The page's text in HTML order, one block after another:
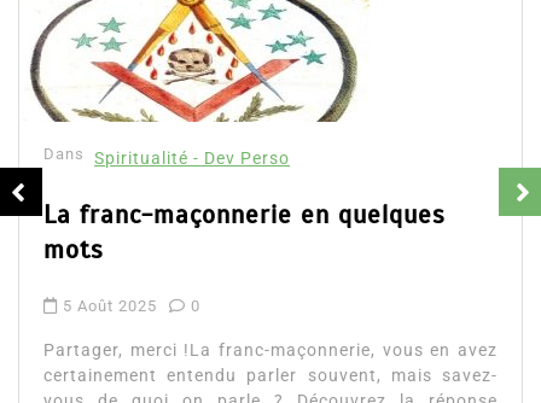
Dans Spiritualité - Dev Perso
L’immense pouvoir du voyage
– Viens, on t’emmène…
28 Jan 2025 0
Découvrez le résumé du livre ainsi que
mots...
Lire la suite